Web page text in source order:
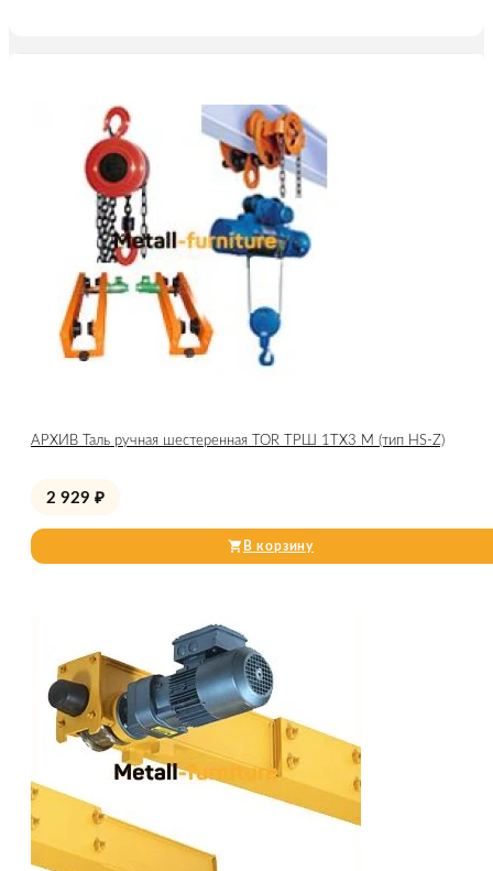
АРХИВ Таль ручная шестеренная TOR ТРШ 1ТХ3 М (тип HS-Z)
2 929 ₽
В корзину